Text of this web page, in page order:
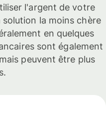
l'argent de votre
la moins chère
en quelques
sont également
peuvent être plus